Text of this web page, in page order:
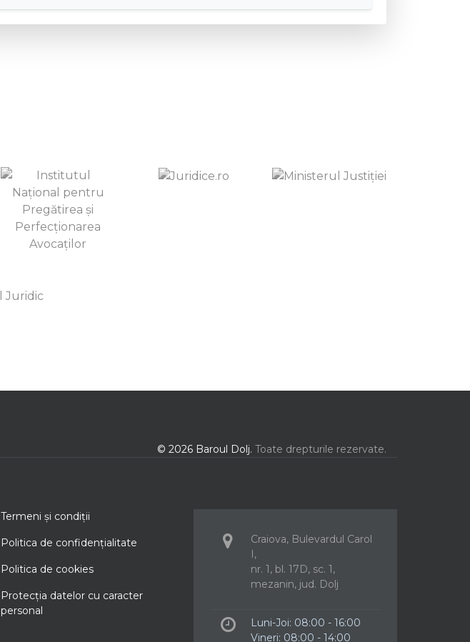
© 2026 Baroul Dolj. Toate drepturile rezervate.
Termeni şi condiţii
Politica de confidenţialitate
Politica de cookies
Protecţia datelor cu caracter
personal
Craiova, Bulevardul Carol
I,
nr. 1, bl. 17D, sc. 1,
mezanin, jud. Dolj
Luni-Joi: 08:00 - 16:00
Vineri: 08:00 - 14:00